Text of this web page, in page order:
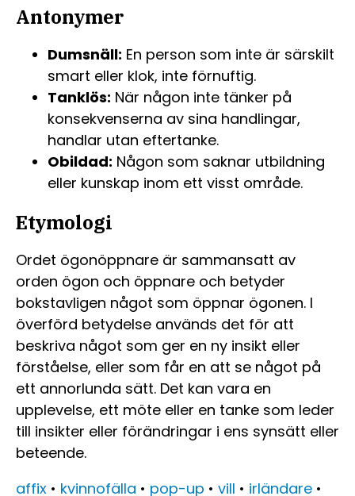
Antonymer
Dumsnäll: En person som inte är särskilt
smart eller klok, inte förnuftig.
Tanklös: När någon inte tänker på
konsekvenserna av sina handlingar,
handlar utan eftertanke.
Obildad: Någon som saknar utbildning
eller kunskap inom ett visst område.
Etymologi
Ordet ögonöppnare är sammansatt av
orden ögon och öppnare och betyder
bokstavligen något som öppnar ögonen. I
överförd betydelse används det för att
beskriva något som ger en ny insikt eller
förståelse, eller som får en att se något på
ett annorlunda sätt. Det kan vara en
upplevelse, ett möte eller en tanke som leder
till insikter eller förändringar i ens synsätt eller
beteende.
affix • kvinnofälla • pop-up • vill • irländare •